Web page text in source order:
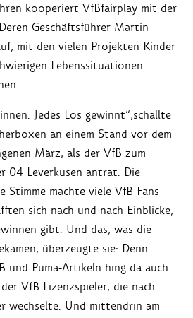
kooperiert VfBfairplay mit der
Geschäftsführer Martin
mit den vielen Projekten Kinder
Lebenssituationen
Jedes Los gewinnt“,schallte
an einem Stand vor dem
März, als der VfB zum
04 Leverkusen antrat. Die
Stimme machte viele VfB Fans
sich nach und nach Einblicke,
gibt. Und das, was die
überzeugte sie: Denn
und Puma-Artikeln hing da auch
VfB Lizenzspieler, die nach
wechselte. Und mittendrin am